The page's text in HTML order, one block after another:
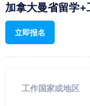
加拿大曼省留学+
立即报名
工作国家或地区